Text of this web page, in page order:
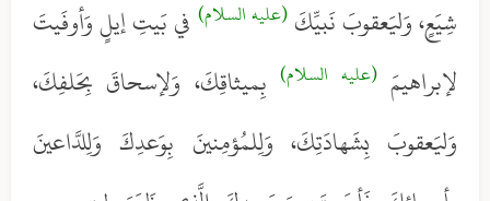
شِيَعٍ، وَليَعقوبَ نَبيِّكَ(عليه السلام) في بَيتِ إيلٍ وَأوفَيتَ
لإبراهيمَ(عليه السلام)بِميثاقِكَ، وَلإسحاقَ بِحَلفِكَ،
وَليَعقوبَ بِشَهادَتِكَ، وَلِلمُؤمِنينَ بِوَعدِكَ وَلِلدَّاعينَ